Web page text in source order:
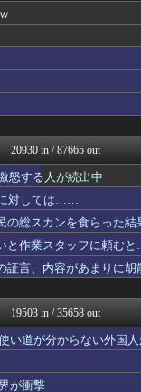
ニ速
神速報 | GENSHI...
マ娘うまぴょい速報
ズッター速報
ゲーム魔人
ぷらい速報
学ニュースnwk
サッカー まとめ】サカラ
ムチ速報
わ速 芸能ニュースまとめ
ぇー速
んJ PRIDE
ゴールデンタイムズ
ィルダースチョイス
まとめもりー｜2c...
外の万国反応記＠海外の
ンダムブログ（情報戦仕様
20930 in / 87665 out
怒する人が続出中
に対しては……
の総スカンを食らった
と作業スタッフに頼む
証言、内容があまりに胡
19503 in / 35658 out
い道が分からない外国人
が衝撃